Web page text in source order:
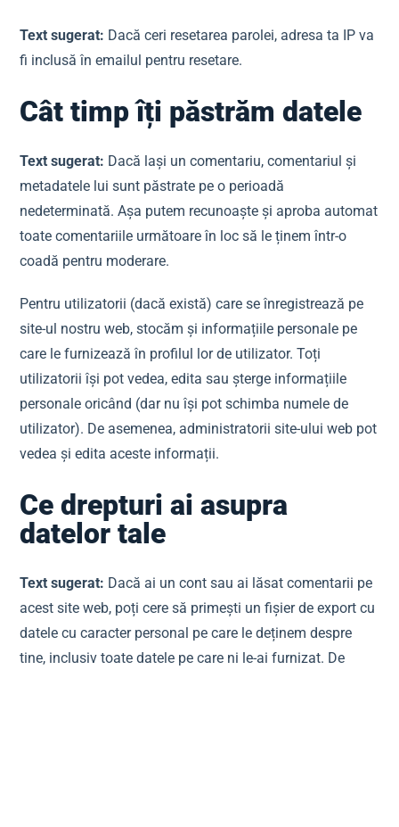
Text sugerat: Dacă ceri resetarea parolei, adresa ta IP va
fi inclusă în emailul pentru resetare.
Cât timp îți păstrăm datele
Text sugerat: Dacă lași un comentariu, comentariul și
metadatele lui sunt păstrate pe o perioadă
nedeterminată. Așa putem recunoaște și aproba automat
toate comentariile următoare în loc să le ținem într-o
coadă pentru moderare.
Pentru utilizatorii (dacă există) care se înregistrează pe
site-ul nostru web, stocăm și informațiile personale pe
care le furnizează în profilul lor de utilizator. Toți
utilizatorii își pot vedea, edita sau șterge informațiile
personale oricând (dar nu își pot schimba numele de
utilizator). De asemenea, administratorii site-ului web pot
vedea și edita aceste informații.
Ce drepturi ai asupra
datelor tale
Text sugerat: Dacă ai un cont sau ai lăsat comentarii pe
acest site web, poți cere să primești un fișier de export cu
datele cu caracter personal pe care le deținem despre
tine, inclusiv toate datele pe care ni le-ai furnizat. De